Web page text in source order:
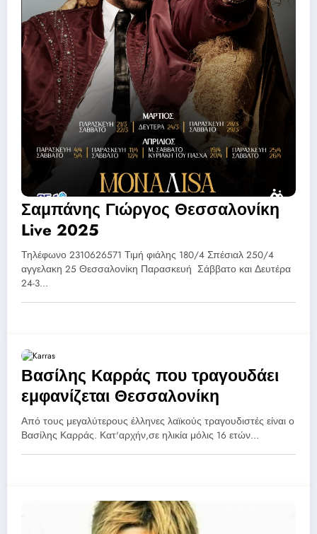
Σαμπάνης Γιώργος Θεσσαλονίκη
Live 2025
Τηλέφωνο 2310626571 Τιμή φιάλης 180/4 Σπέσιαλ 250/4
αγγελακη 25 Θεσσαλονίκη Παρασκευή Σάββατο και Δευτέρα
24-3…
Βασίλης Καρράς που τραγουδάει
εμφανίζεται Θεσσαλονίκη
Από τους μεγαλύτερους έλληνες λαϊκούς τραγουδιστές είναι ο
Βασίλης Καρράς. Κατ'αρχήν,σε ηλικία μόλις 16 ετών…